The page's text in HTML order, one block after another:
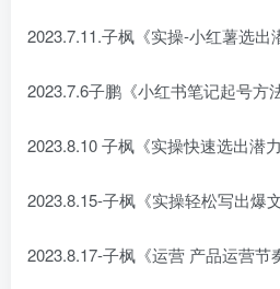
2023.7.11.子枫《实操-小红薯选出
2023.7.6子鹏《小红书笔记起号方
2023.8.10 子枫《实操快速选出潜
2023.8.15-子枫《实操轻松写出爆
2023.8.17-子枫《运营 产品运营节